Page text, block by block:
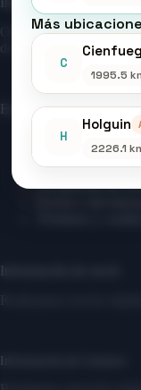
Ofrecemos soporte
de tu compra.
Enlaces Importantes
Aviso Legal
Política de
Política de cookies
Declaración de
Información de envío
Información de Contacto
Más
C
1995.5
H
Holguin
2226.1